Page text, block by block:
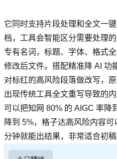
它同时支持片段处理和全文一
档，工具会智能区分需要处理
专有名词，标题、字体、格式
修改后文件。搭配精准降 AI 功
对标红的高风险段落做改写，
出现传统工具全文重写导致的
可以把知网 80% 的 AIGC 率降
降到 5%，格子达高风险内容
分钟就能出结果，非常适合初稿